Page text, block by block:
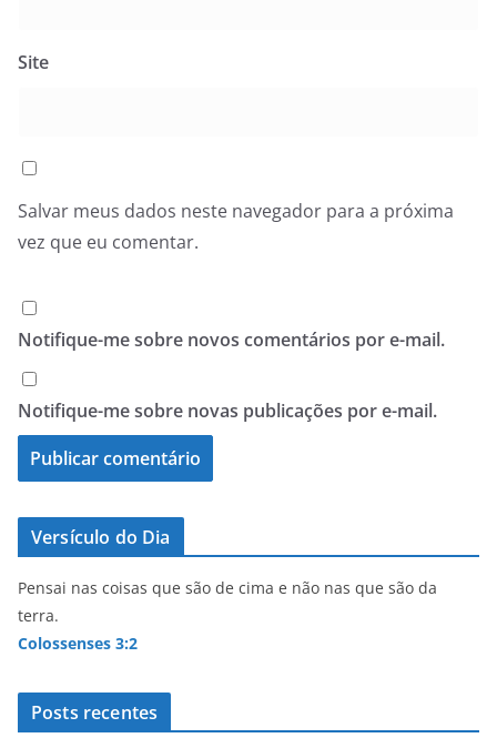
Site
Salvar meus dados neste navegador para a próxima
vez que eu comentar.
Notifique-me sobre novos comentários por e-mail.
Notifique-me sobre novas publicações por e-mail.
Versículo do Dia
Pensai nas coisas que são de cima e não nas que são da
terra.
Colossenses 3:2
Posts recentes